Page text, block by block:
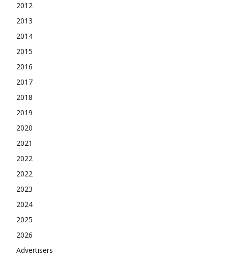
2012
2013
2014
2015
2016
2017
2018
2019
2020
2021
2022
2022
2023
2024
2025
2026
Advertisers